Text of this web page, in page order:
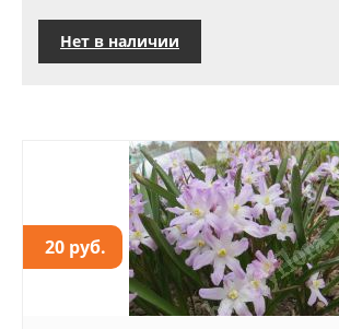
Нет в наличии
20 руб.